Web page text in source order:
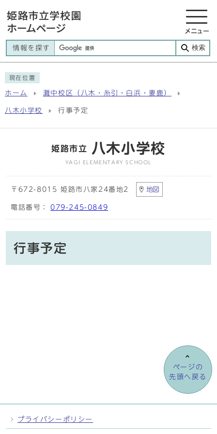
メニュー
情報を探す 検索
現在位置
ホーム 灘中校区（八木・糸引・白浜・妻鹿）
八木小学校 行事予定
姫路市立 八木小学校
YAGI ELEMENTARY SCHOOL
〒672-8015 姫路市八家24番地2 地図
電話番号： 079-245-0849
行事予定
ページの
先頭へ戻る
プライバシーポリシー